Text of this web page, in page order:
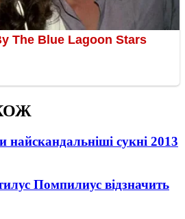
найскандальніші сукні 2013
Помпилиус відзначить